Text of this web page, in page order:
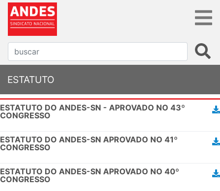
ESTATUTO
ESTATUTO DO ANDES-SN - APROVADO NO 43º
CONGRESSO
ESTATUTO DO ANDES-SN APROVADO NO 41º
CONGRESSO
ESTATUTO DO ANDES-SN APROVADO NO 40º
CONGRESSO